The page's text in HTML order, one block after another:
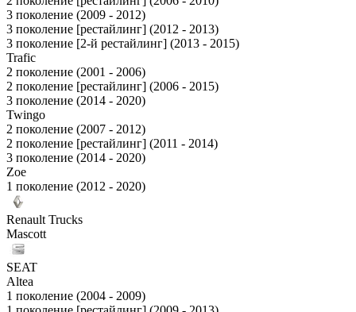
3 поколение (2009 - 2012)
3 поколение [рестайлинг] (2012 - 2013)
3 поколение [2-й рестайлинг] (2013 - 2015)
Trafic
2 поколение (2001 - 2006)
2 поколение [рестайлинг] (2006 - 2015)
3 поколение (2014 - 2020)
Twingo
2 поколение (2007 - 2012)
2 поколение [рестайлинг] (2011 - 2014)
3 поколение (2014 - 2020)
Zoe
1 поколение (2012 - 2020)
Renault Trucks
Mascott
SEAT
Altea
1 поколение (2004 - 2009)